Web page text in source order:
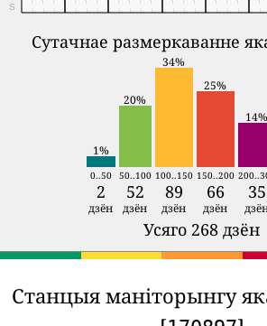
S
Сутачнае размеркаванне
1%
20%
34%
25%
14%
0..50 50..100 100..150 150..200
2 52 89 66 35
дзён дзён дзён дзён
Усяго 268 дзён
Станцыя маніторынгу